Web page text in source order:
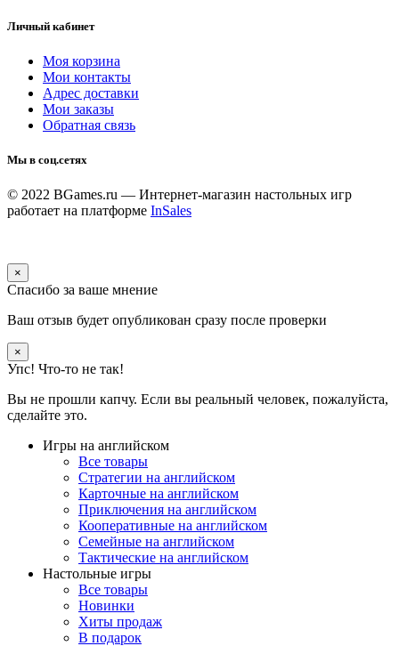
Личный кабинет
Моя корзина
Мои контакты
Адрес доставки
Мои заказы
Обратная связь
Мы в соц.сетях
© 2022 BGames.ru — Интернет-магазин настольных игр
работает на платформе InSales
×
Спасибо за ваше мнение
Ваш отзыв будет опубликован сразу после проверки
×
Упс! Что-то не так!
Вы не прошли капчу. Если вы реальный человек, пожалуйста,
сделайте это.
Игры на английском
Все товары
Стратегии на английском
Карточные на английском
Приключения на английском
Кооперативные на английском
Семейные на английском
Тактические на английском
Настольные игры
Все товары
Новинки
Хиты продаж
В подарок